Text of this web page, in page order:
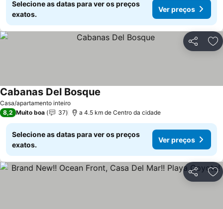
Selecione as datas para ver os preços
exatos.
Ver preços
Partilhar
Casa/apartamento inteiro
Cabanas Del Bosque
8,2 Muito boa 37 a 4.5 km de Centro da cidade
Selecione as datas para ver os preços
exatos.
Ver preços
Partilhar